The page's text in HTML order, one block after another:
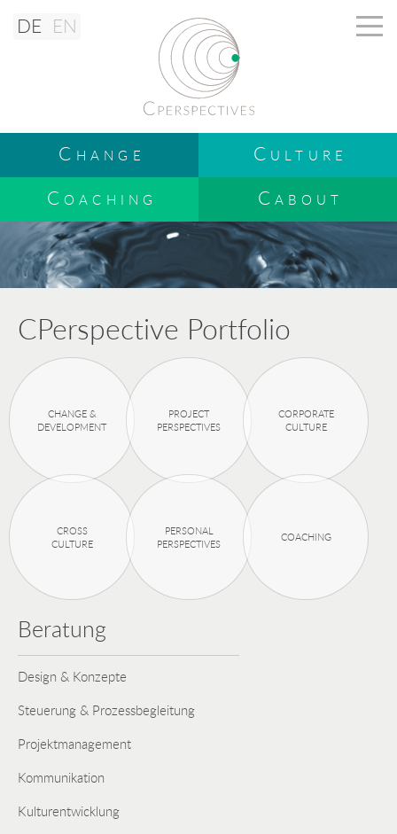
DE EN
Change
Culture
Coaching
Cabout
CPerspective Portfolio
CHANGE &
DEVELOPMENT
PROJECT
PERSPECTIVES
CORPORATE
CULTURE
CROSS
CULTURE
PERSONAL
PERSPECTIVES
COACHING
Beratung
Design & Konzepte
Steuerung & Prozessbegleitung
Projektmanagement
Kommunikation
Kulturentwicklung